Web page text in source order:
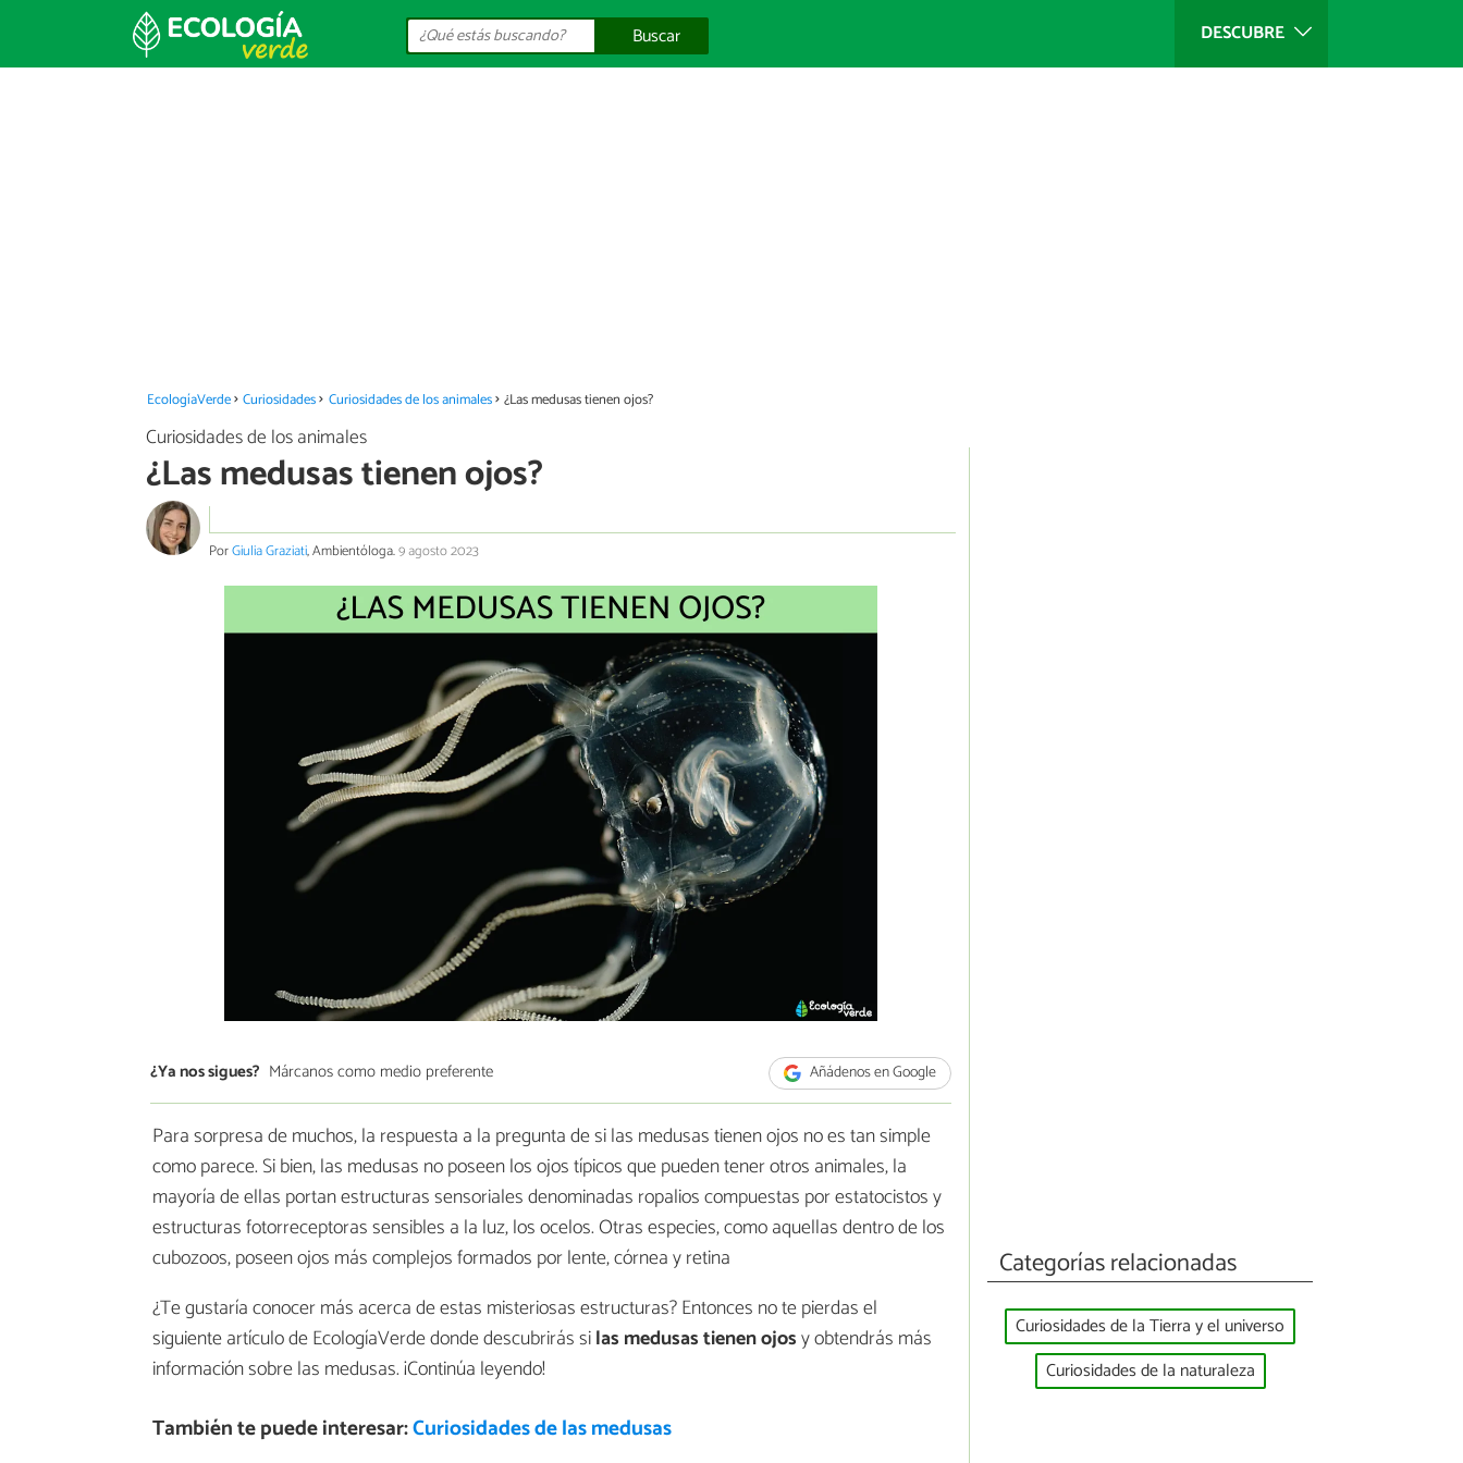
DESCUBRE
Buscar
EcologíaVerde Curiosidades Curiosidades de los animales ¿Las medusas tienen ojos?
Curiosidades de los animales
¿Las medusas tienen ojos?
PorGiulia Graziati, Ambientóloga.9 agosto 2023
¿Ya nos sigues? Márcanos como medio preferente Añádenos en Google
Para sorpresa de muchos, la respuesta a la pregunta de si las medusas tienen ojos no es tan simple
como parece. Si bien, las medusas no poseen los ojos típicos que pueden tener otros animales, la
mayoría de ellas portan estructuras sensoriales denominadas ropalios compuestas por estatocistos y
estructuras fotorreceptoras sensibles a la luz, los ocelos. Otras especies, como aquellas dentro de los
cubozoos, poseen ojos más complejos formados por lente, córnea y retina
¿Te gustaría conocer más acerca de estas misteriosas estructuras? Entonces no te pierdas el
siguiente artículo de EcologíaVerde donde descubrirás silas medusas tienen ojosy obtendrás más
información sobre las medusas. ¡Continúa leyendo!
También te puede interesar:Curiosidades de las medusas
Categorías relacionadas
Curiosidades de la Tierra y el universo
Curiosidades de la naturaleza